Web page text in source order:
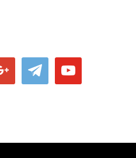
telegram youtube